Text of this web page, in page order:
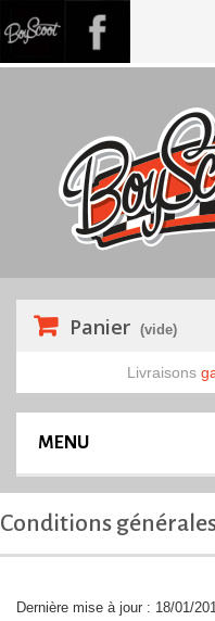
Panier (vide)
Livraisons
MENU
Conditions
Dernière mise à jour : 18/01/